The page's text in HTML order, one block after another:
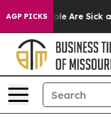
AGP PICKS
“People Are Sick